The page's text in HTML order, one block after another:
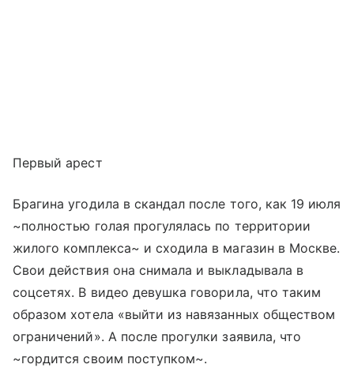
Первый арест
Брагина угодила в скандал после того, как 19 июля
~полностью голая прогулялась по территории
жилого комплекса~ и сходила в магазин в Москве.
Свои действия она снимала и выкладывала в
соцсетях. В видео девушка говорила, что таким
образом хотела «выйти из навязанных обществом
ограничений». А после прогулки заявила, что
~гордится своим поступком~.